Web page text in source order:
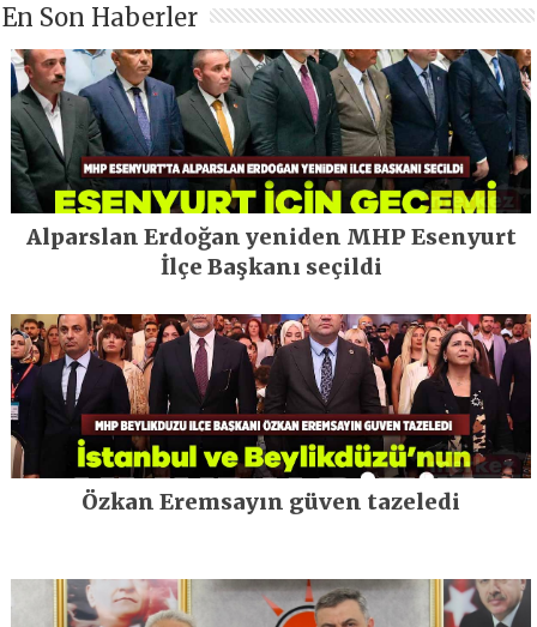
En Son Haberler
Alparslan Erdoğan yeniden MHP Esenyurt
İlçe Başkanı seçildi
Özkan Eremsayın güven tazeledi